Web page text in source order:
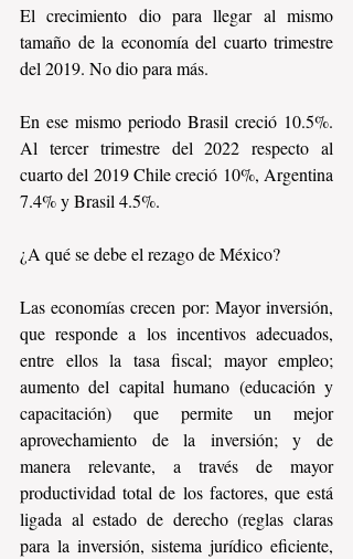
El crecimiento dio para llegar al mismo
tamaño de la economía del cuarto trimestre
del 2019. No dio para más.
En ese mismo periodo Brasil creció 10.5%.
Al tercer trimestre del 2022 respecto al
cuarto del 2019 Chile creció 10%, Argentina
7.4% y Brasil 4.5%.
¿A qué se debe el rezago de México?
Las economías crecen por: Mayor inversión,
que responde a los incentivos adecuados,
entre ellos la tasa fiscal; mayor empleo;
aumento del capital humano (educación y
capacitación) que permite un mejor
aprovechamiento de la inversión; y de
manera relevante, a través de mayor
productividad total de los factores, que está
ligada al estado de derecho (reglas claras
para la inversión, sistema jurídico eficiente,